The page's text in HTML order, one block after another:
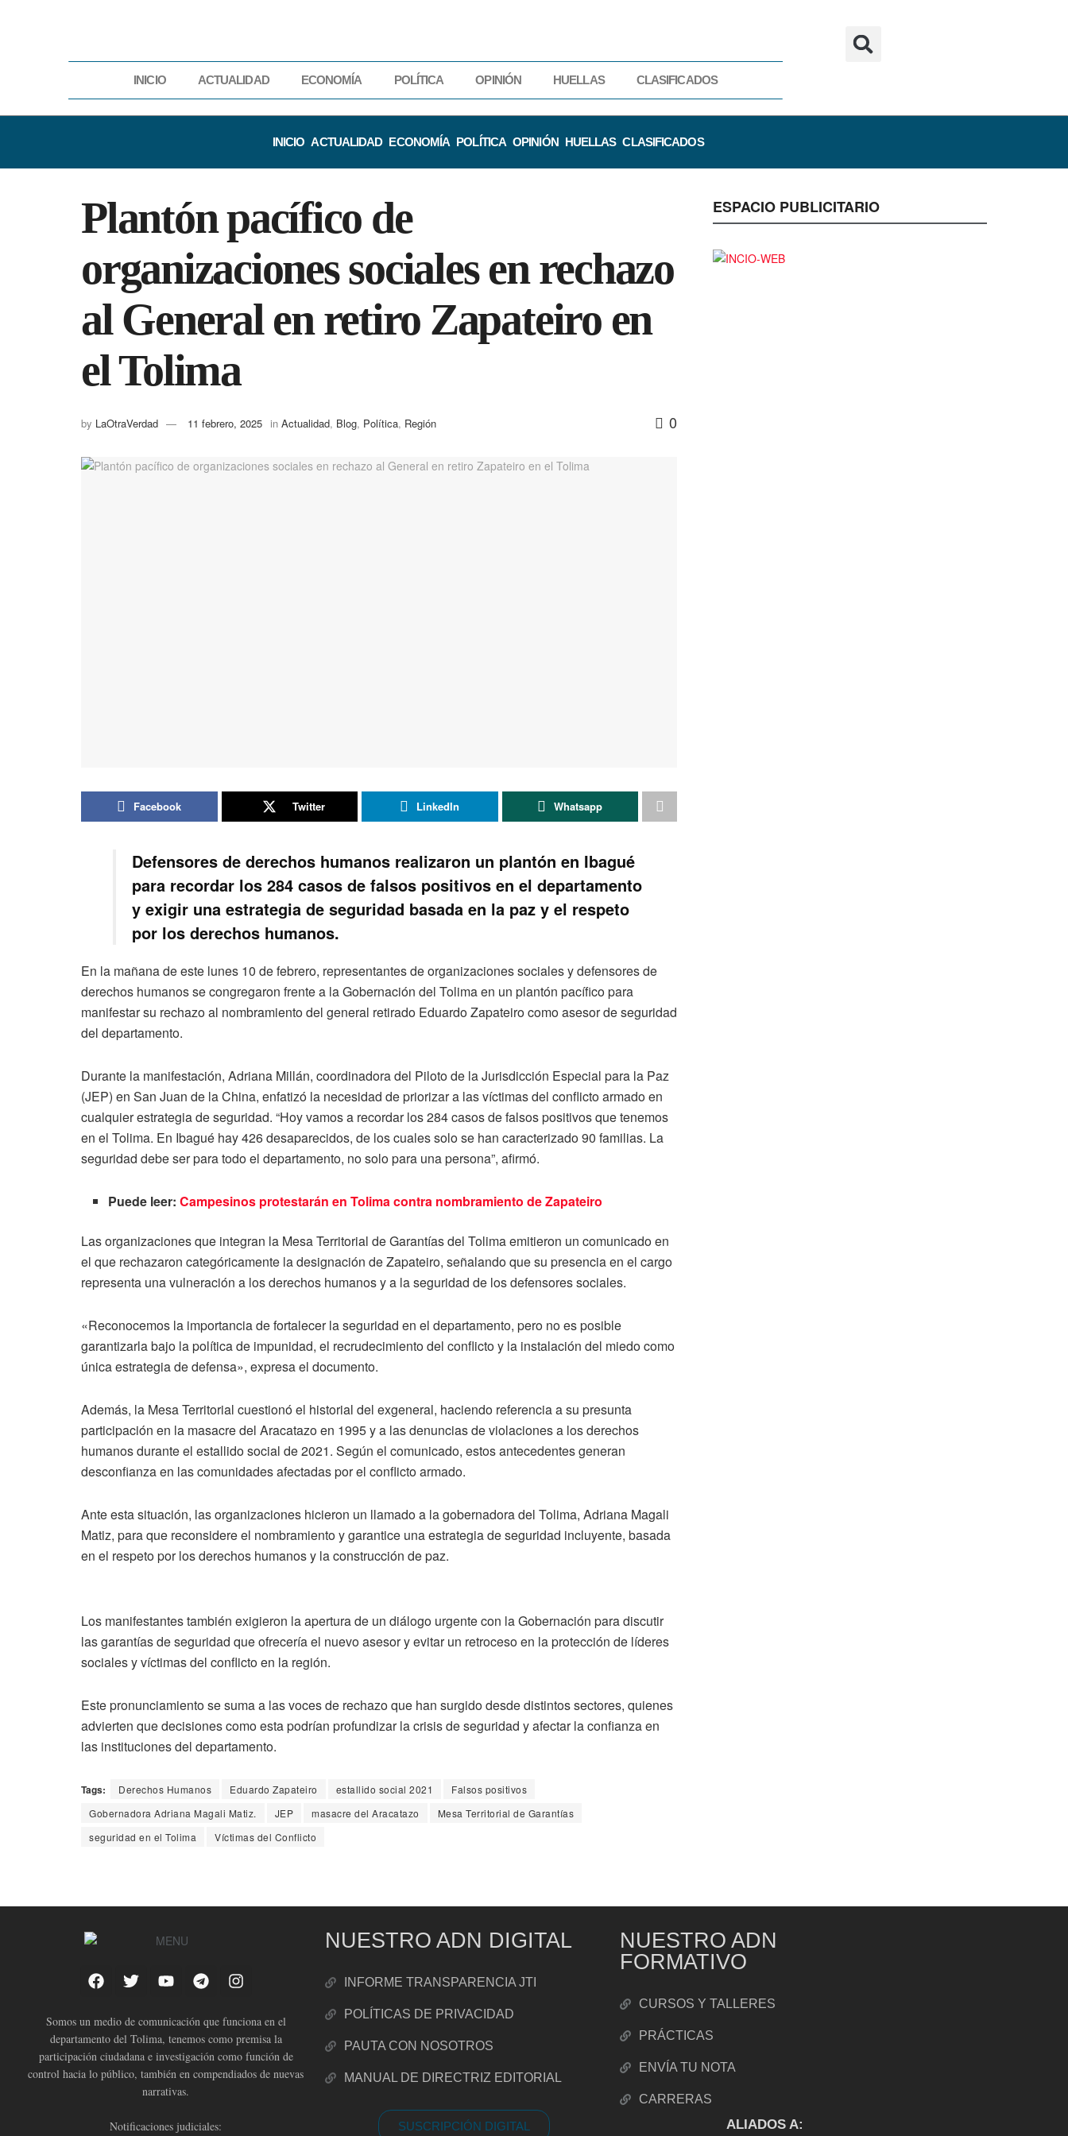
INICIO ACTUALIDAD ECONOMÍA POLÍTICA OPINIÓN HUELLAS CLASIFICADOS
INICIO ACTUALIDAD ECONOMÍA POLÍTICA OPINIÓN HUELLAS CLASIFICADOS
Plantón pacífico de
organizaciones sociales en rechazo
al General en retiro Zapateiro en
el Tolima
by LaOtraVerdad 11 febrero, 2025 in Actualidad, Blog, Política, Región 0
Facebook Twitter LinkedIn Whatsapp
Defensores de derechos humanos realizaron un plantón en Ibagué
para recordar los 284 casos de falsos positivos en el departamento
y exigir una estrategia de seguridad basada en la paz y el respeto
por los derechos humanos.
En la mañana de este lunes 10 de febrero, representantes de organizaciones sociales y defensores de
derechos humanos se congregaron frente a la Gobernación del Tolima en un plantón pacífico para
manifestar su rechazo al nombramiento del general retirado Eduardo Zapateiro como asesor de seguridad
del departamento.
Durante la manifestación, Adriana Millán, coordinadora del Piloto de la Jurisdicción Especial para la Paz
(JEP) en San Juan de la China, enfatizó la necesidad de priorizar a las víctimas del conflicto armado en
cualquier estrategia de seguridad. “Hoy vamos a recordar los 284 casos de falsos positivos que tenemos
en el Tolima. En Ibagué hay 426 desaparecidos, de los cuales solo se han caracterizado 90 familias. La
seguridad debe ser para todo el departamento, no solo para una persona”, afirmó.
Puede leer:Campesinos protestarán en Tolima contra nombramiento de Zapateiro
Las organizaciones que integran la Mesa Territorial de Garantías del Tolima emitieron un comunicado en
el que rechazaron categóricamente la designación de Zapateiro, señalando que su presencia en el cargo
representa una vulneración a los derechos humanos y a la seguridad de los defensores sociales.
«Reconocemos la importancia de fortalecer la seguridad en el departamento, pero no es posible
garantizarla bajo la política de impunidad, el recrudecimiento del conflicto y la instalación del miedo como
única estrategia de defensa», expresa el documento.
Además, la Mesa Territorial cuestionó el historial del exgeneral, haciendo referencia a su presunta
participación en la masacre del Aracatazo en 1995 y a las denuncias de violaciones a los derechos
humanos durante el estallido social de 2021. Según el comunicado, estos antecedentes generan
desconfianza en las comunidades afectadas por el conflicto armado.
Ante esta situación, las organizaciones hicieron un llamado a la gobernadora del Tolima, Adriana Magali
Matiz, para que reconsidere el nombramiento y garantice una estrategia de seguridad incluyente, basada
en el respeto por los derechos humanos y la construcción de paz.
Los manifestantes también exigieron la apertura de un diálogo urgente con la Gobernación para discutir
las garantías de seguridad que ofrecería el nuevo asesor y evitar un retroceso en la protección de líderes
sociales y víctimas del conflicto en la región.
Este pronunciamiento se suma a las voces de rechazo que han surgido desde distintos sectores, quienes
advierten que decisiones como esta podrían profundizar la crisis de seguridad y afectar la confianza en
las instituciones del departamento.
Tags: Derechos Humanos Eduardo Zapateiro estallido social 2021
Falsos positivos
Gobernadora Adriana Magali Matiz.
JEP masacre del Aracatazo
Mesa Territorial de Garantías
seguridad en el Tolima
Víctimas del Conflicto
ESPACIO PUBLICITARIO
Somos un medio de comunicación que funciona en el
departamento del Tolima, tenemos como premisa la
participación ciudadana e investigación como función de
control hacia lo público, también en compendiados de nuevas
narrativas.
Notificaciones judiciales:
NUESTRO ADN DIGITAL
INFORME TRANSPARENCIA JTI
POLÍTICAS DE PRIVACIDAD
PAUTA CON NOSOTROS
MANUAL DE DIRECTRIZ EDITORIAL
SUSCRIPCIÓN DIGITAL
NUESTRO ADN
FORMATIVO
CURSOS Y TALLERES
PRÁCTICAS
ENVÍA TU NOTA
CARRERAS
ALIADOS A: